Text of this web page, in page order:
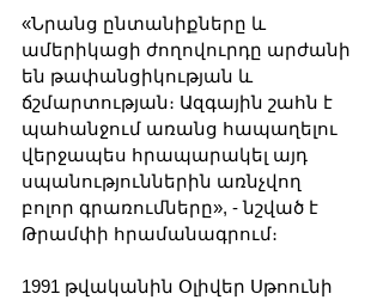
«Նրանց ընտանիքները և
ամերիկացի ժողովուրդը արժանի
են թափանցիկության և
ճշմարտության։ Ազգային շահն է
պահանջում առանց հապաղելու
վերջապես հրապարակել այդ
սպանություններին առնչվող
բոլոր գրառումները», - նշված է
Թրամփի հրամանագրում։
1991 թվականին Օլիվեր Սթոունի